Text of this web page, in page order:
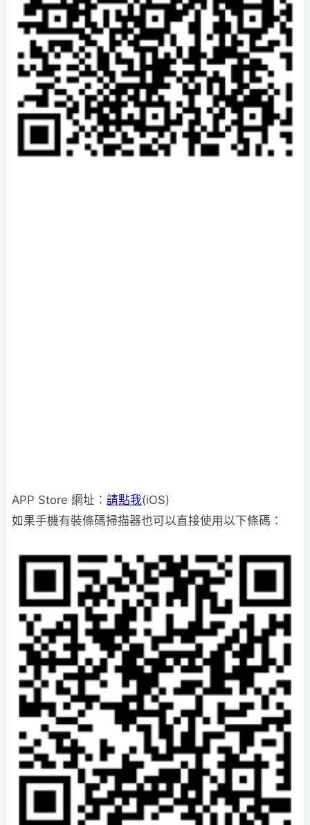
APP Store 網址： 請點我(iOS)
如果手機有裝條碼掃描器也可以直接使用以下條碼：